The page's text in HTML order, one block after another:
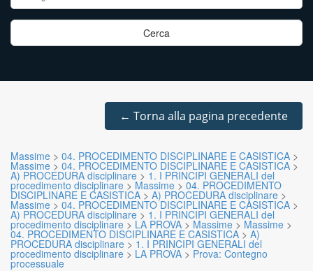
← Torna alla pagina precedente
Massime > 04. PROCEDIMENTO DISCIPLINARE E CASISTICA >
Massime > 04. PROCEDIMENTO DISCIPLINARE E CASISTICA >
A) PROCEDURA disciplinare > 1. I PRINCIPI GENERALI del
procedimento disciplinare > Massime > 04. PROCEDIMENTO
DISCIPLINARE E CASISTICA > A) PROCEDURA disciplinare >
Massime > 04. PROCEDIMENTO DISCIPLINARE E CASISTICA >
A) PROCEDURA disciplinare > 1. I PRINCIPI GENERALI del
procedimento disciplinare > LA PROVA > Massime > Massime >
04. PROCEDIMENTO DISCIPLINARE E CASISTICA > A)
PROCEDURA disciplinare > 1. I PRINCIPI GENERALI del
procedimento disciplinare > LA PROVA > Prova: Contegno
processuale